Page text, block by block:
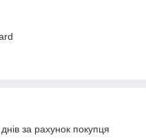
за рахунок покупця